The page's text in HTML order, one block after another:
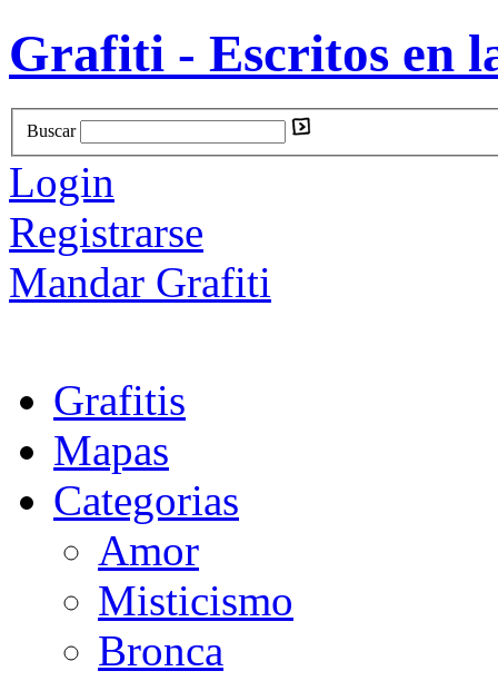
Grafiti - Escritos en
Buscar
Login
Registrarse
Mandar Grafiti
Grafitis
Mapas
Categorias
Amor
Misticismo
Bronca